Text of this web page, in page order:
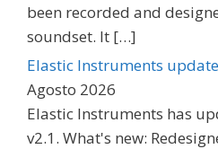
been recorded and
soundset. It […]
Elastic Instruments
Agosto 2026
Elastic Instruments has
v2.1. What's new: